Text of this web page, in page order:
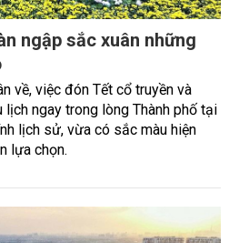
ngập sắc xuân những
về, việc đón Tết cổ truyền và
lịch ngay trong lòng Thành phố tại
lịch sử, vừa có sắc màu hiện
lựa chọn.